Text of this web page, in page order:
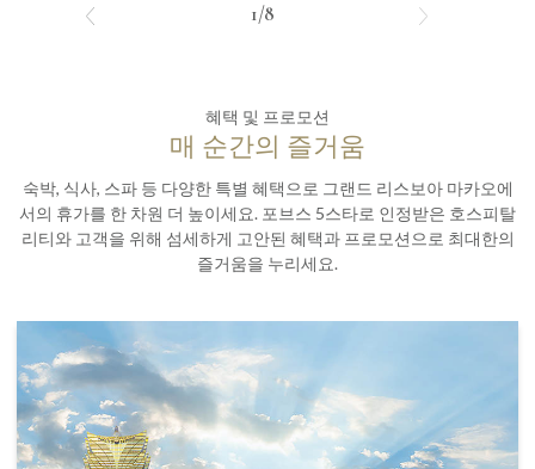
1/8
혜택 및 프로모션
매 순간의 즐거움
숙박, 식사, 스파 등 다양한 특별 혜택으로 그랜드 리스보아 마카오에
서의 휴가를 한 차원 더 높이세요. 포브스 5스타로 인정받은 호스피탈
리티와 고객을 위해 섬세하게 고안된 혜택과 프로모션으로 최대한의
즐거움을 누리세요.